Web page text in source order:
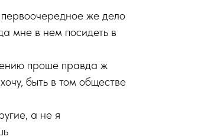
первоочередное же дело
мне в нем посидеть в
проше правда ж
быть в том обществе
а не я